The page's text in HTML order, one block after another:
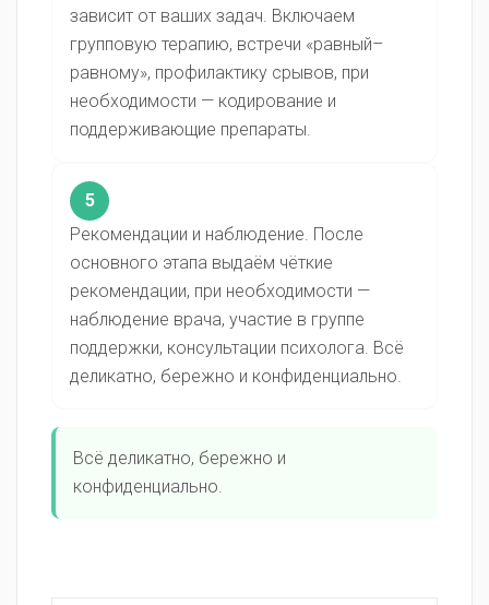
зависит от ваших задач. Включаем
групповую терапию, встречи «равный–
равному», профилактику срывов, при
необходимости — кодирование и
поддерживающие препараты.
5
Рекомендации и наблюдение. После
основного этапа выдаём чёткие
рекомендации, при необходимости —
наблюдение врача, участие в группе
поддержки, консультации психолога. Всё
деликатно, бережно и конфиденциально.
Всё деликатно, бережно и
конфиденциально.